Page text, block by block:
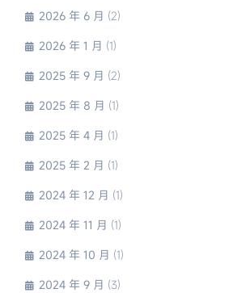
2026 年 6 月 (2)
2026 年 1 月 (1)
2025 年 9 月 (2)
2025 年 8 月 (1)
2025 年 4 月 (1)
2025 年 2 月 (1)
2024 年 12 月 (1)
2024 年 11 月 (1)
2024 年 10 月 (1)
2024 年 9 月 (3)